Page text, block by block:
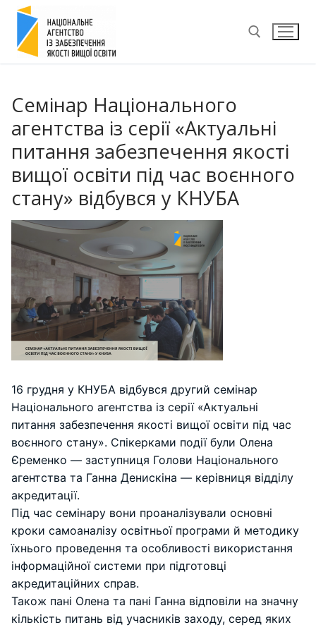
Перейти
вмісту
Семінар Національного
агентства із серії «Актуальні
питання забезпечення якості
вищої освіти під час воєнного
стану» відбувся у КНУБА
16 грудня у КНУБА відбувся другий семінар
Національного агентства із серії «Актуальні
питання забезпечення якості вищої освіти під час
воєнного стану». Спікерками події були Олена
Єременко — заступниця Голови Національного
агентства та Ганна Денискіна — керівниця відділу
акредитації.
Під час семінару вони проаналізували основні
кроки самоаналізу освітньої програми й методику
їхнього проведення та особливості використання
інформаційної системи при підготовці
акредитаційних справ.
Також пані Олена та пані Ганна відповіли на значну
кількість питань від учасників заходу, серед яких